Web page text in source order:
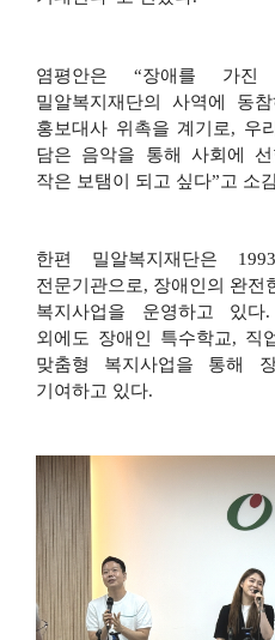
염평안은 “장애를 가진
밀알복지재단의 사역에 동
홍보대사 위촉을 계기로, 우
담은 음악을 통해 사회에
작은 보탬이 되고 싶다”고 소
한편 밀알복지재단은 1993
전문기관으로, 장애인의 완전
복지사업을 운영하고 있다
외에도 장애인 특수학교, 직
맞춤형 복지사업을 통해
기여하고 있다.